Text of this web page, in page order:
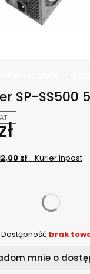
SP-SS500
zł- Kurier Inpost
Dostępność:brak
mnie o